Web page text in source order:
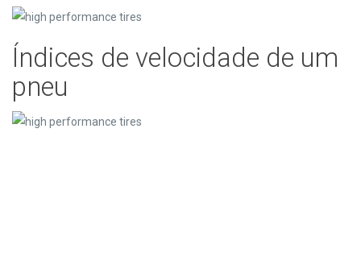
Índices de velocidade de um
pneu